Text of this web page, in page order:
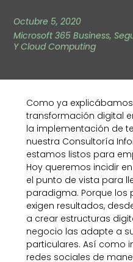
Octubre 5, 2020
Microsoft 365 Business,
Y Cloud Computing
Como ya
transformación digital
la implementación de
nuestra Consultoría
estamos listos para
Hoy queremos incidir
el punto de vista para
paradigma. Porque los
exigen resultados,
a crear estructuras
negocio las adapte a
particulares. Así como
redes sociales de